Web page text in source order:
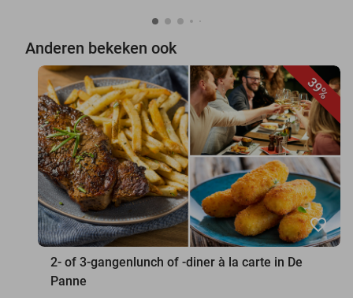
Anderen bekeken ook
39%
favorite_border
2- of 3-gangenlunch of -diner à la carte in De
Panne